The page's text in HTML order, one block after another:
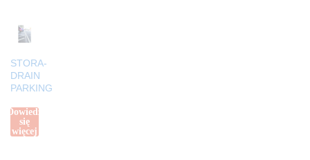
STORA-
DRAIN
PARKING
Dowiedz
się
więcej